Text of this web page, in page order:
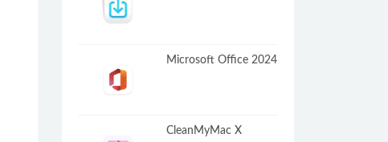
Microsoft Office 2024
CleanMyMac X